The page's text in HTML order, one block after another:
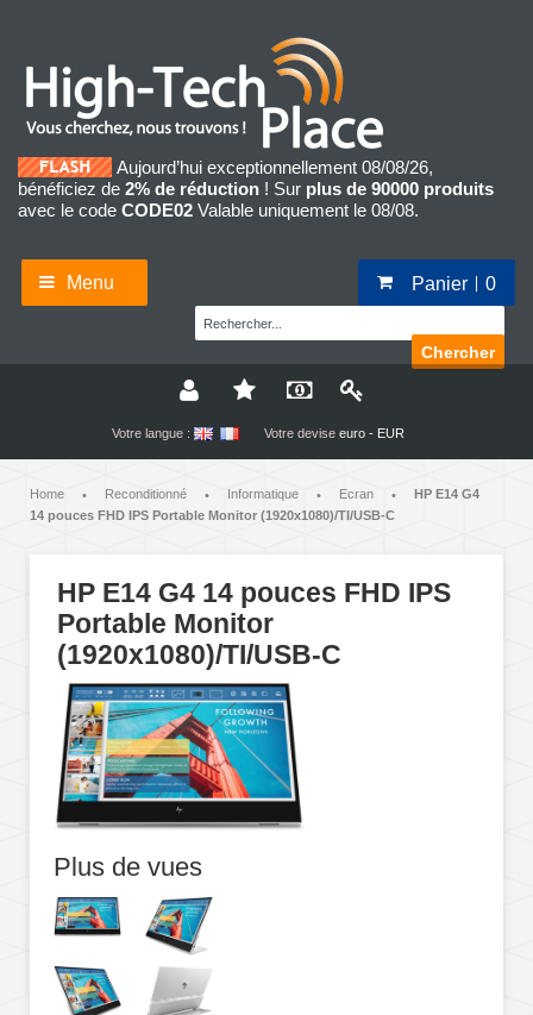
Aujourd’hui exceptionnellement 08/08/26,
bénéficiez de 2% de réduction ! Sur plus de 90000 produits
avec le code CODE02 Valable uniquement le 08/08.
Menu Panier 0
Chercher
Votre langue : Votre devise euro - EUR
Home • Reconditionné • Informatique • Ecran •
HP E14 G4
14 pouces FHD IPS Portable Monitor (1920x1080)/TI/USB-C
HP E14 G4 14 pouces FHD IPS
Portable Monitor
(1920x1080)/TI/USB-C
Plus de vues